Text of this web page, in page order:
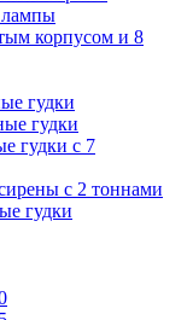
корпусом и 8
гудки
гудки
гудки с 7
с 2 тоннами
гудки